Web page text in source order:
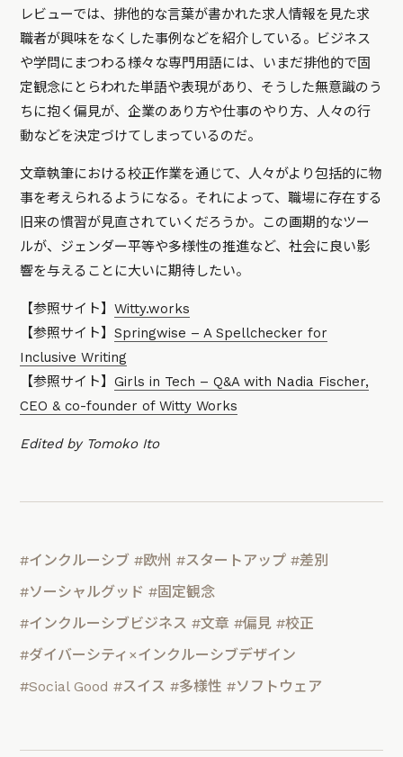
レビューでは、排他的な言葉が書かれた求人情報を見た求
職者が興味をなくした事例などを紹介している。ビジネス
や学問にまつわる様々な専門用語には、いまだ排他的で固
定観念にとらわれた単語や表現があり、そうした無意識のう
ちに抱く偏見が、企業のあり方や仕事のやり方、人々の行
動などを決定づけてしまっているのだ。
文章執筆における校正作業を通じて、人々がより包括的に物
事を考えられるようになる。それによって、職場に存在する
旧来の慣習が見直されていくだろうか。この画期的なツー
ルが、ジェンダー平等や多様性の推進など、社会に良い影
響を与えることに大いに期待したい。
【参照サイト】Witty.works
【参照サイト】Springwise – A Spellchecker for
Inclusive Writing
【参照サイト】Girls in Tech – Q&A with Nadia Fischer,
CEO & co-founder of Witty Works
Edited by Tomoko Ito
#インクルーシブ #欧州 #スタートアップ #差別
#ソーシャルグッド #固定観念
#インクルーシブビジネス #文章 #偏見 #校正
#ダイバーシティ×インクルーシブデザイン
#Social Good #スイス #多様性 #ソフトウェア